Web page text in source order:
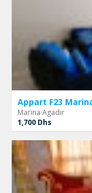
Appart F23
Marina Agadir
1,700 Dhs